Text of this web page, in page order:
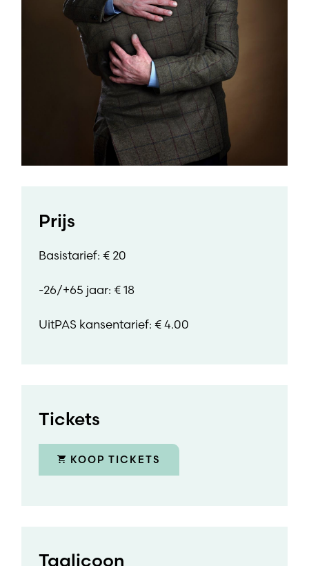
Prijs
Basistarief: € 20
-26/+65 jaar: € 18
UitPAS kansentarief: € 4.00
Tickets
KOOP TICKETS
Taalicoon